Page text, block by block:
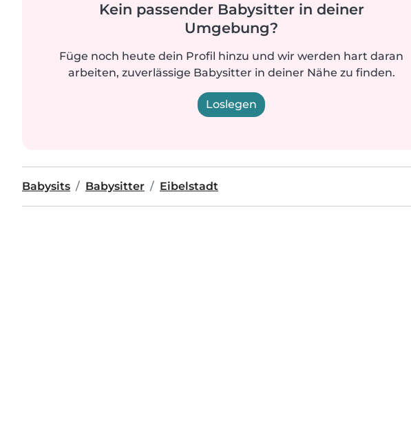
Kein passender Babysitter in deiner
Umgebung?
Füge noch heute dein Profil hinzu und wir werden hart daran
arbeiten, zuverlässige Babysitter in deiner Nähe zu finden.
Loslegen
Babysits Babysitter Eibelstadt